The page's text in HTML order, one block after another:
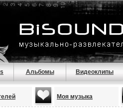
Альбомы Видеоклипы
Моя музыка